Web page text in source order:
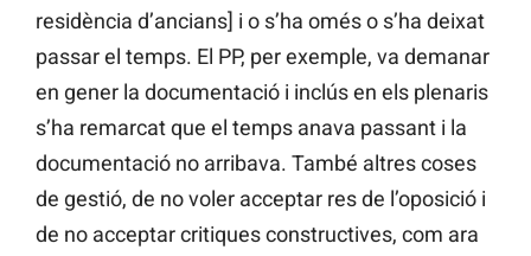
residència d’ancians] i o s’ha omés o s’ha deixat
passar el temps. El PP, per exemple, va demanar
en gener la documentació i inclús en els plenaris
s’ha remarcat que el temps anava passant i la
documentació no arribava. També altres coses
de gestió, de no voler acceptar res de l’oposició i
de no acceptar critiques constructives, com ara